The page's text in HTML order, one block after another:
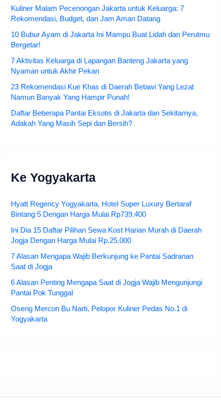
Kuliner Malam Pecenongan Jakarta untuk Keluarga: 7
Rekomendasi, Budget, dan Jam Aman Datang
10 Bubur Ayam di Jakarta Ini Mampu Buat Lidah dan Perutmu
Bergetar!
7 Aktivitas Keluarga di Lapangan Banteng Jakarta yang
Nyaman untuk Akhir Pekan
23 Rekomendasi Kue Khas di Daerah Betawi Yang Lezat
Namun Banyak Yang Hampir Punah!
Daftar Beberapa Pantai Eksotis di Jakarta dan Sekitarnya,
Adakah Yang Masih Sepi dan Bersih?
Ke Yogyakarta
Hyatt Regency Yogyakarta, Hotel Super Luxury Bertaraf
Bintang 5 Dengan Harga Mulai Rp739.400
Ini Dia 15 Daftar Pilihan Sewa Kost Harian Murah di Daerah
Jogja Dengan Harga Mulai Rp.25.000
7 Alasan Mengapa Wajib Berkunjung ke Pantai Sadranan
Saat di Jogja
6 Alasan Penting Mengapa Saat di Jogja Wajib Mengunjungi
Pantai Pok Tunggal
Oseng Mercon Bu Narti, Pelopor Kuliner Pedas No.1 di
Yogyakarta